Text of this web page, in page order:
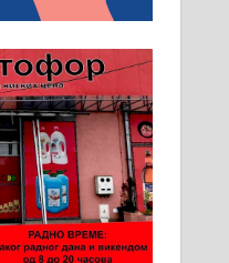
за рад на
промет” у
За више
лично на
Максима
радног дана од
465-045
димњака.